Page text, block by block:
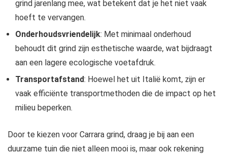
grind jarenlang mee, wat betekent dat je het niet vaak
hoeft te vervangen.
Onderhoudsvriendelijk: Met minimaal onderhoud
behoudt dit grind zijn esthetische waarde, wat bijdraagt
aan een lagere ecologische voetafdruk.
Transportafstand: Hoewel het uit Italië komt, zijn er
vaak efficiënte transportmethoden die de impact op het
milieu beperken.
Door te kiezen voor Carrara grind, draag je bij aan een
duurzame tuin die niet alleen mooi is, maar ook rekening